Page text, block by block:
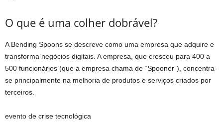
O que é uma colher dobrável?
A Bending Spoons se descreve como uma empresa que adquire e
transforma negócios digitais. A empresa, que cresceu para 400 a
500 funcionários (que a empresa chama de “Spooner”), concentra-
se principalmente na melhoria de produtos e serviços criados por
terceiros.
evento de crise tecnológica